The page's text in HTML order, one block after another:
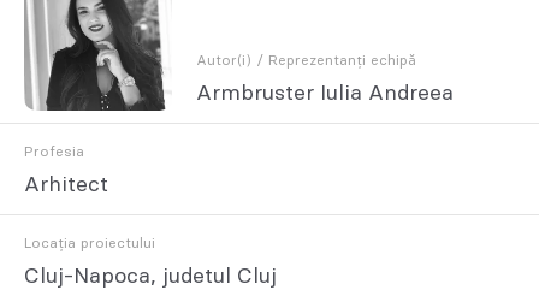
Autor(i) / Reprezentanți echipă
Armbruster Iulia Andreea
Profesia
Arhitect
Locația proiectului
Cluj-Napoca, judetul Cluj